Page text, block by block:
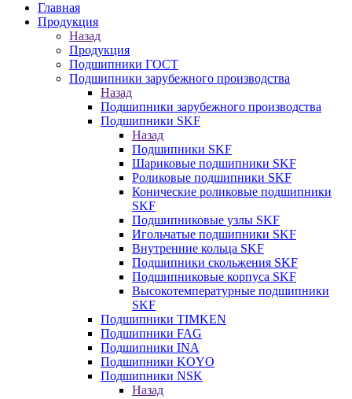
Главная
Продукция
Назад
Продукция
Подшипники ГОСТ
Подшипники зарубежного производства
Назад
Подшипники зарубежного производства
Подшипники SKF
Назад
Подшипники SKF
Шариковые подшипники SKF
Роликовые подшипники SKF
Конические роликовые подшипники
SKF
Подшипниковые узлы SKF
Игольчатые подшипники SKF
Внутренние кольца SKF
Подшипники скольжения SKF
Подшипниковые корпуса SKF
Высокотемпературные подшипники
SKF
Подшипники TIMKEN
Подшипники FAG
Подшипники INA
Подшипники KOYO
Подшипники NSK
Назад